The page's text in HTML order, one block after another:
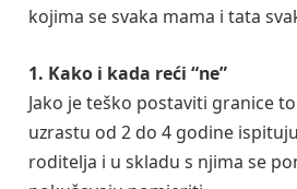
kojima se svaka mama i tata
1. Kako i kada reći “ne”
Jako je teško postaviti granice
uzrastu od 2 do 4 godine
roditelja i u skladu s njima se